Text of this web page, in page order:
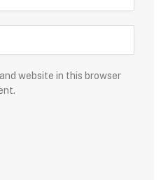
website in this browser